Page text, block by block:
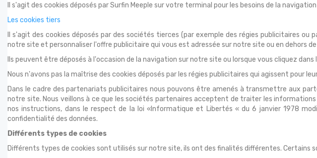
Il s'agit des cookies déposés par Surfin Meeple sur votre terminal pour les besoins de la
Les cookies tiers
Il s'agit des cookies déposés par des sociétés tierces (par exemple des régies publicitaires
notre site et personnaliser l'offre publicitaire qui vous est adressée sur notre site ou en dehors
Ils peuvent être déposés à l'occasion de la navigation sur notre site ou lorsque vous cliquez
Nous n'avons pas la maîtrise des cookies déposés par les régies publicitaires qui agissent pour
Dans le cadre des partenariats publicitaires nous pouvons être amenés à transmettre aux
notre site. Nous veillons à ce que les sociétés partenaires acceptent de traiter les
nos instructions, dans le respect de la loi «Informatique et Libertés « du 6 janvier 1978
confidentialité des données.
Différents types de cookies
Différents types de cookies sont utilisés sur notre site, ils ont des finalités différentes. Certains